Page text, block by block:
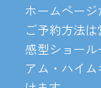
ホームページ
ご予約方法
感型ショー
アム・ハイ